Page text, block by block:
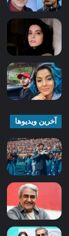
آخرین ویدیوها